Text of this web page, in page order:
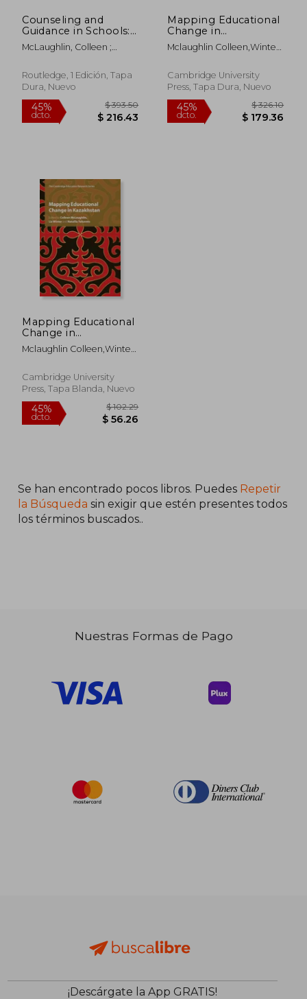
45%
dcto. $ 164.55
45%
dcto.
$
Counseling and
Guidance in Schools:
Developing Policy
and Practice (en
McLaughlin, Colleen ;
Pam
Routledge, 1 Edición, Tapa
Dura, Nuevo
45% $ 393.50
Mapping Educational
Change in
Kazakhstan
(Cambridge
(en Inglés)
Mclaughlin Colleen,Winter
Cambridge University
Press, Tapa Dura, Nuevo
Mapping Educational
Change in
Kazakhstan
(Cambridge
(en Inglés)
Mclaughlin Colleen,Winter
Cambridge University
Press, Tapa Blanda, Nuevo
$ 102.29
$ 56.26
Se han encontrado pocos libros. Puedes Repetir
la Búsqueda sin exigir que estén presentes todos
los términos buscados..
Nuestras Formas de Pago
¡Descárgate la App GRATIS!